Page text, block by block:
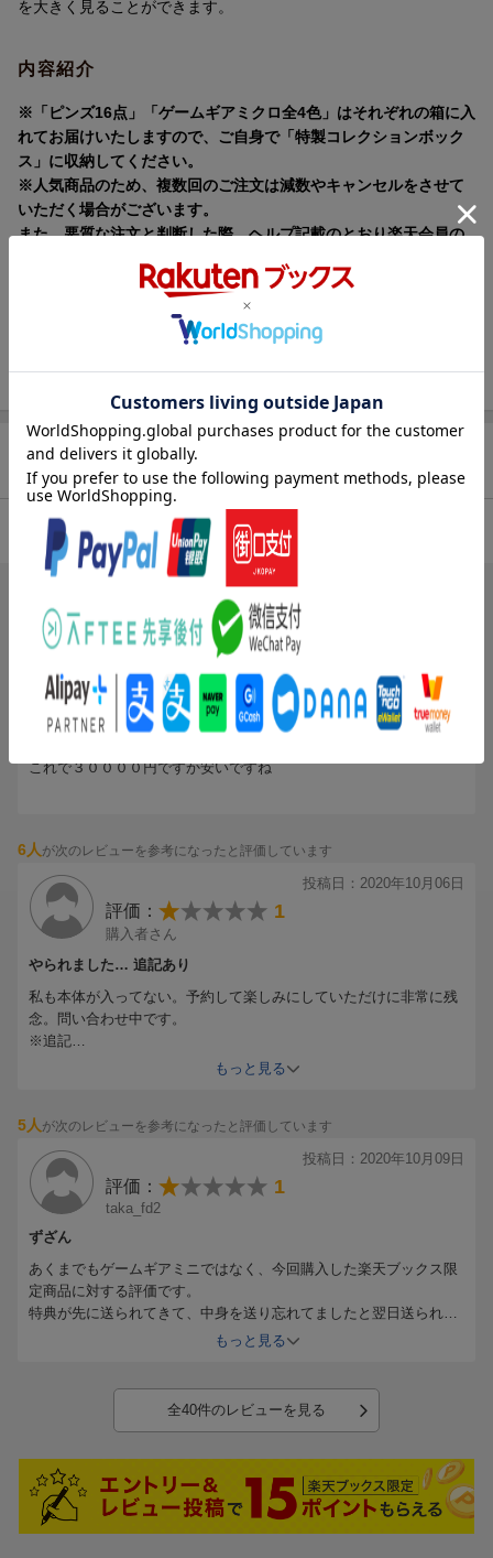
を大きく見ることができます。
内容紹介
※「ピンズ16点」「ゲームギアミクロ全4色」はそれぞれの箱に入
れてお届けいたしますので、ご自身で「特製コレクションボック
ス」に収納してください。
※人気商品のため、複数回のご注文は減数やキャンセルをさせて
いただく場合がございます。
また、悪質な注文と判断した際、ヘルプ記載のとおり楽天会員の
停止をすることがあります。
あらかじめご了承ください。
類、4色セット購入特典の「ビッグウィンドーミクロ」が含まれる
セットです。
＜収録タイトルピンズ16点セット＞
各本体に内蔵されている名作ゲームソフトの販売当時のデザイン
をモチーフとしたピンバッチが、合計16点付属します。
＜特製コレクションボックス＞
全4色の「ゲームギアミクロ」を収納できる特製コレクションボッ
クスが付属します。
ゲームギア30周年記念 ミニを超える「ミクロ」登場
セガの歴史上、唯一の携帯専用ゲーム機であった「ゲームギ
ることを記念し、その魅力を極限まで凝縮した「遊べるマスコッ
本体サイズはオリジナルの40%弱という極小！ ミクロサイズ。4
色のカラーバリエーションを同時発売し、それぞれ4種類のゲーム
を内蔵。
ソニックやぷよぷよ通、シャイニング・フォースに女神転生が、
約1インチのモニタで甦ります。部屋に飾るもよし、ゲームをクリ
アするまで遊び込むもよし。
ミニの次は「ゲームギアミクロ」！ 30周年のメモリアルデー、1
◆ゲームギアが遊べるマスコットになって復活！
カラー液晶の携帯ゲーム機「ゲームギア」が、ミニより小さい
「ミクロ」なマスコットになって復活！ 当時のデザインほぼそ
のまま、タブレット菓子ケース程度の極小サイズに小型化しまし
た。1インチのモニタと各種ボタンは実際にゲームを遊ぶことがで
間のプレイも可能です。
◆4色カラーバリエーション、各4種類の名作ゲームを収録
の4種類を用意。それぞれに当時の名作ゲームが、4本ずつ内蔵さ
れています。メガドラミニと同様、中断セーブ機能も搭載してい
見られるかも？
商品レビュー
総合評価：
が次のレビューを参考になったと評価しています
購入者さん
(無題)
これで３００００円ですか安いですね
6人が次のレビューを参考になったと評価しています
投稿日：2020年10月06日
評価： 1
購入者さん
やられました… 追記あり
私も本体が入ってない。予約して楽しみにしていただけに非常に残
念。問い合わせ中です。
※追記
今しがたメールが届きました。発売日に遊べないのは辛い…はぁ～
もっと見る
5人が次のレビューを参考になったと評価しています
投稿日：2020年10月09日
評価： 1
taka_fd2
ずざん
あくまでもゲームギアミニではなく、今回購入した楽天ブックス限
定商品に対する評価です。
特典が先に送られてきて、中身を送り忘れてましたと翌日送られて
きたものは4つバラバラなうえに、梱包があまく紙ケースの端が折
検品もきちんとしているのか不振が募るばかりですし、3万近くも
もっと見る
全40件のレビューを見る